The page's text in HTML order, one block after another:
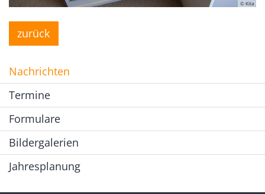
© Kita
zurück
Nachrichten
Termine
Formulare
Bildergalerien
Jahresplanung